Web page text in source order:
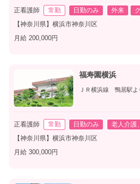
正看護師 常勤 日勤のみ 外来
【神奈川県】横浜市神奈川区
月給 200,000円
福寿園横浜
ＪＲ横浜線 鴨居駅よ
正看護師 常勤 日勤のみ
老人介護
【神奈川県】横浜市神奈川区
月給 300,000円